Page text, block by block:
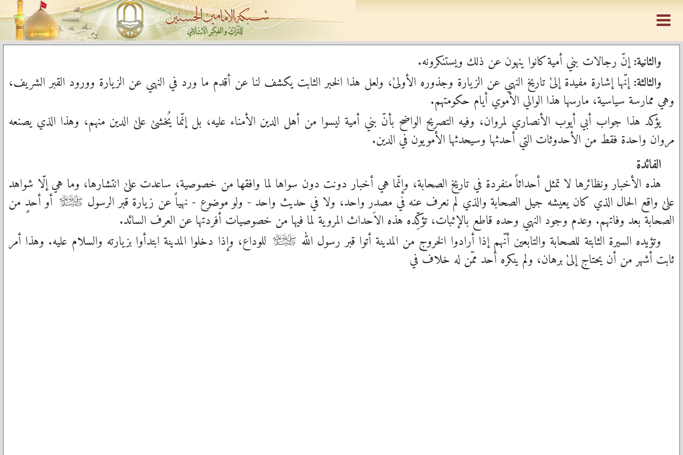
والثانية:إنّ رجالات بني أمية كانوا ينهون عن ذلك ويستنكرونه.
والثالثة:إنّها إشارة مفيدة إلىٰ تاريخ النهي عن الزيارة وجذوره الأولىٰ، ولعل هذا الخبر الثابت يكشف لنا عن أقدم ما ورد في النهي عن الزيارة وورود القبر الشريف،
وهي ممارسة سياسية، مارسها هذا الوالي الأموي أيام حكومتهم.
يؤكد هذا جواب أبي أيوب الأنصاري لمروان، وفيه التصريح الواضح بأنّ بني أمية ليسوا من أهل الدين الأمناء عليه، بل إنّما يُخشىٰ علىٰ الدين منهم، وهذا الذي يصنعه
مروان واحدة فقط من الأحدوثات التي أحدثها وسيحدثها الأمويون في الدين.
الفائدة
هذه الأخبار ونظائرها لا تمثل أحداثاً منفردة في تاريخ الصحابة، وإنّما هي أخبار دونت دون سواها لما وافقها من خصوصية، ساعدت علىٰ انتشارها، وما هي إلّا شواهد
علىٰ واقع الحال الذي كان يعيشه جيل الصحابة والذي لم نعرف عنه في مصدر واحد، ولا في حديث واحد - ولو موضوع - نهياً عن زيارة قبر الرسول صلى‌الله‌عليه‌وآله‌وسلم أو أحدٍ من
الصحابة بعد وفاتهم. وعدم وجود النهي وحده قاطع بالإثبات، تؤكِّده هذه الاَحداث المروية لما فيها من خصوصيات أفردتها عن العرف السائد.
وتؤيده السيرة الثابتة للصحابة والتابعين أنّهم إذا أرادوا الخروج من المدينة أتوا قبر رسول الله صلى‌الله‌عليه‌وآله‌وسلم للوداع، وإذا دخلوا المدينة ابتدأوا بزيارته والسلام عليه. وهذا أمر
ثابت أشهر من أن يحتاج إلىٰ برهان، ولم ينكره أحد ممّن له خلاف في